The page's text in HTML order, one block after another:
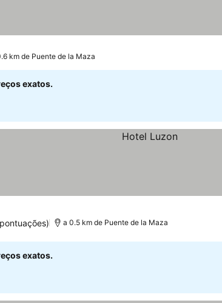
km de Puente de la Maza
exatos.
a 0.5 km de Puente de la Maza
exatos.